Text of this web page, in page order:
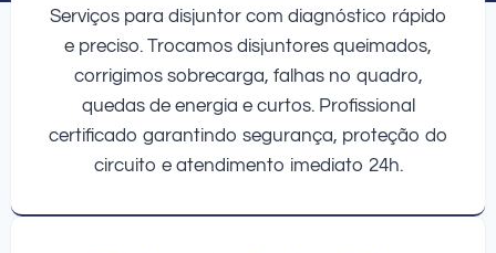
Serviços para disjuntor com diagnóstico rápido
e preciso. Trocamos disjuntores queimados,
corrigimos sobrecarga, falhas no quadro,
quedas de energia e curtos. Profissional
certificado garantindo segurança, proteção do
circuito e atendimento imediato 24h.